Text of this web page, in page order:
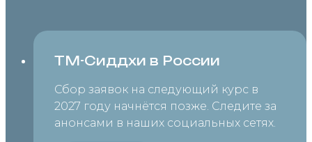
ТМ-Сиддхи в России
Сбор заявок на следующий курс в
2027 году начнётся позже. Следите за
анонсами в наших социальных сетях.